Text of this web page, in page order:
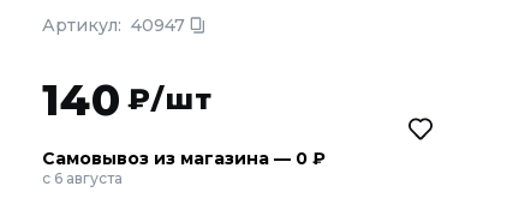
Артикул: 40947
140 ₽/шт
Самовывоз из магазина — 0 ₽
с 6 августа